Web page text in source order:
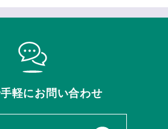
軽にお問い合わせ